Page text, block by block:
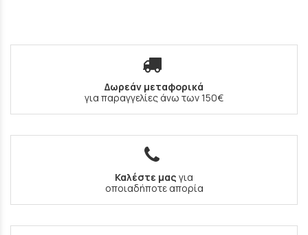
Δωρεάν μεταφορικά
για παραγγελίες άνω των 150€
Καλέστε μας για
οποιαδήποτε απορία